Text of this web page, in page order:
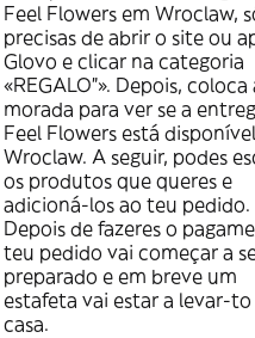
Feel Flowers em Wroclaw,
precisas de abrir o site ou
Glovo e clicar na categoria
«REGALO”». Depois,
morada para ver se a
Feel Flowers está
Wroclaw. A seguir, podes
os produtos que queres e
adicioná-los ao teu pedido.
Depois de fazeres o
teu pedido vai começar a
preparado e em breve um
estafeta vai estar a levar-to
casa.